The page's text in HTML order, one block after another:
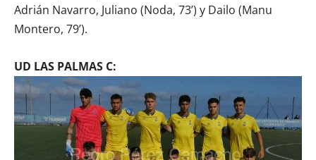
Adrián Navarro, Juliano (Noda, 73’) y Dailo (Manu
Montero, 79’).
UD LAS PALMAS C: